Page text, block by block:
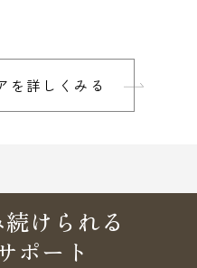
を詳しくみる
けられる
ポート